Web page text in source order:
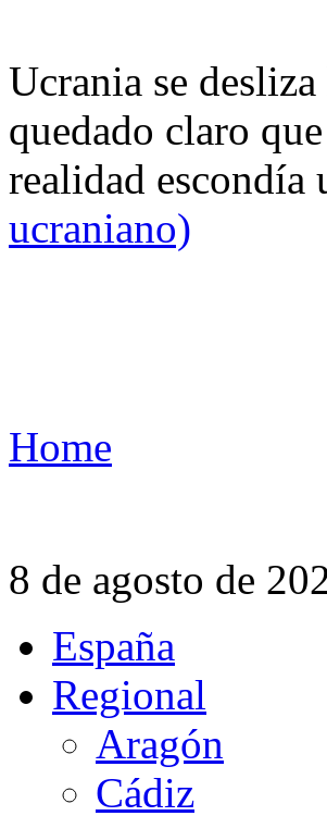
Ucrania se
quedado claro
realidad
ucraniano)
Home
8 de agosto de
España
Regional
Aragón
Cádiz